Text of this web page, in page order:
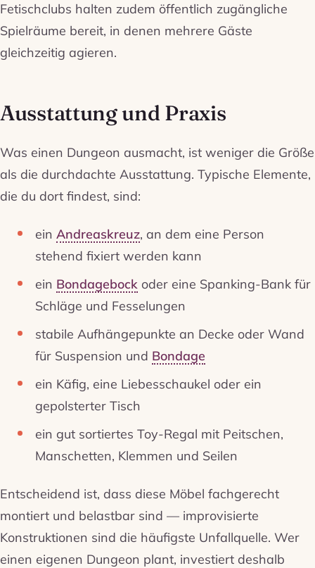
Fetischclubs halten zudem öffentlich zugängliche
Spielräume bereit, in denen mehrere Gäste
gleichzeitig agieren.
Ausstattung und Praxis
Was einen Dungeon ausmacht, ist weniger die Größe
als die durchdachte Ausstattung. Typische Elemente,
die du dort findest, sind:
einAndreaskreuz, an dem eine Person
stehend fixiert werden kann
ein Bondagebock oder eine Spanking-Bank für
Schläge und Fesselungen
stabile Aufhängepunkte an Decke oder Wand
für Suspension und Bondage
ein Käfig, eine Liebesschaukel oder ein
gepolsterter Tisch
ein gut sortiertes Toy-Regal mit Peitschen,
Manschetten, Klemmen und Seilen
Entscheidend ist, dass diese Möbel fachgerecht
montiert und belastbar sind — improvisierte
Konstruktionen sind die häufigste Unfallquelle. Wer
einen eigenen Dungeon plant, investiert deshalb